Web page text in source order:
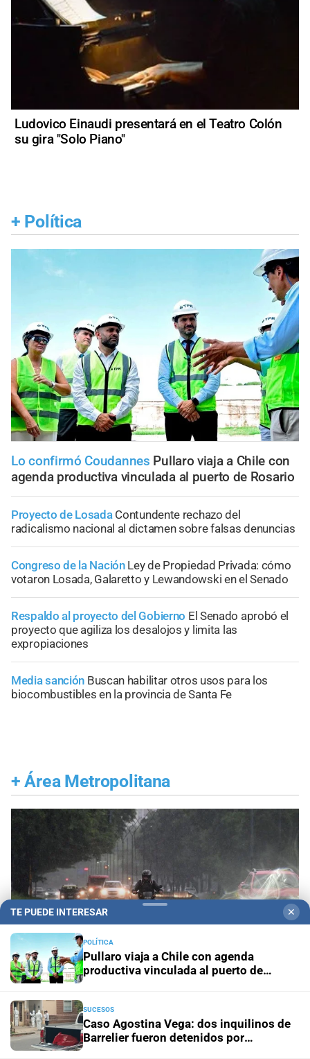
Ludovico Einaudi presentará en el Teatro Colón
su gira "Solo Piano"
+ Política
Lo confirmó Coudannes Pullaro viaja a Chile con
agenda productiva vinculada al puerto de Rosario
Proyecto de Losada Contundente rechazo del
radicalismo nacional al dictamen sobre falsas denuncias
Congreso de la Nación Ley de Propiedad Privada: cómo
votaron Losada, Galaretto y Lewandowski en el Senado
Respaldo al proyecto del Gobierno El Senado aprobó el
proyecto que agiliza los desalojos y limita las
expropiaciones
Media sanción Buscan habilitar otros usos para los
biocombustibles en la provincia de Santa Fe
+ Área Metropolitana
Gestión de Riesgo Fenómeno El Niño: así es el
portal informativo que lanzó la ciudad de Santa Fe
TE PUEDE INTERESAR ✕
POLÍTICA
Pullaro viaja a Chile con agenda
productiva vinculada al puerto de
SUCESOS
Caso Agostina Vega: dos inquilinos de
Barrelier fueron detenidos por